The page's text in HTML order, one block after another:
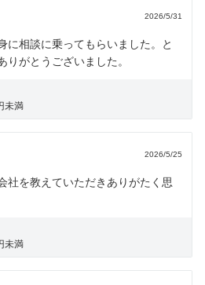
2026/5/31
に相談に乗ってもらいました。と
りがとうございました。
未満
2026/5/25
社を教えていただきありがたく思
未満